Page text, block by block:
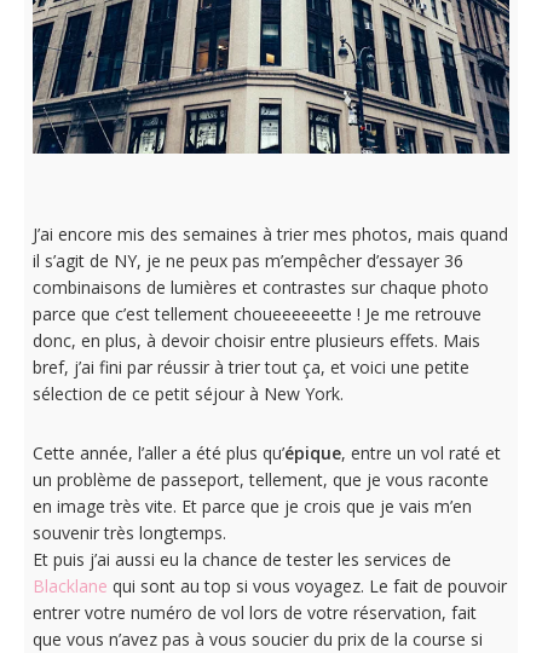
J’ai encore mis des semaines à trier mes photos, mais quand
il s’agit de NY, je ne peux pas m’empêcher d’essayer 36
combinaisons de lumières et contrastes sur chaque photo
parce que c’est tellement choueeeeeette ! Je me retrouve
donc, en plus, à devoir choisir entre plusieurs effets. Mais
bref, j’ai fini par réussir à trier tout ça, et voici une petite
sélection de ce petit séjour à New York.
Cette année, l’aller a été plus qu’épique, entre un vol raté et
un problème de passeport, tellement, que je vous raconte
en image très vite. Et parce que je crois que je vais m’en
souvenir très longtemps.
Et puis j’ai aussi eu la chance de tester les services de
Blacklane qui sont au top si vous voyagez. Le fait de pouvoir
entrer votre numéro de vol lors de votre réservation, fait
que vous n’avez pas à vous soucier du prix de la course si